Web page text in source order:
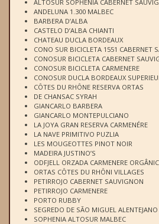
ALTOSUR SOPHENIA CABERNET
ANDELUNA 1.300 MALBEC
BARBERA D’ALBA
CASTELO D’ALBA CHIANTI
CHATEAU DUCLA BORDEAUX
CONO SUR BICICLETA 1551 CABERNET
CONOSUR BICICLETA CABERNET
CONOSUR BICICLETA CARMENERE
CONOSUR DUCLA BORDEAUX
CÔTES DU RHÔNE RESERVA ORTAS
DE CHANSAC SYRAH
GIANCARLO BARBERA
GIANCARLO MONTEPULCIANO
LA JOYA GRAN RESERVA CARMENÉRE
LA NAVE PRIMITIVO PUZLIA
LES MOUGEOTTES PINOT NOIR
MADEIRA JUSTINO’S
ODFJELL ORZADA CARMENERE
ORTAS CÔTES DU RHÔNI VILLAGES
PETIRROJO CABERNET SAUVIGNON
PETIRROJO CARMENERE
PORTO RUBBY
SEGREDO DE SÃO MIGUEL ALENTEJANO
SOPHENIA ALTOSUR MALBEC